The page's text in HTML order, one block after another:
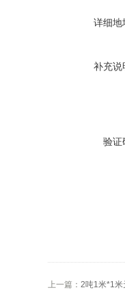
详细地
补充说
验证
上一篇： 2吨1米*1米